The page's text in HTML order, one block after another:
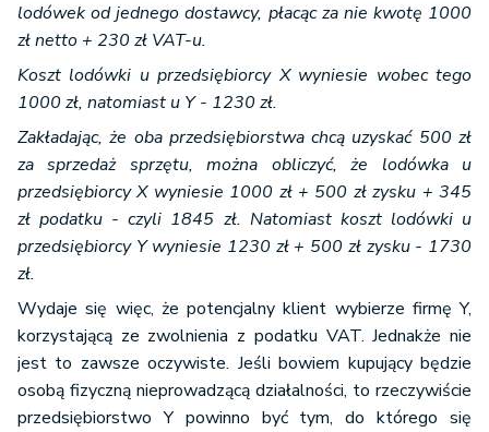
lodówek od jednego dostawcy, płacąc za nie kwotę 1000
zł netto + 230 zł VAT-u.
Koszt lodówki u przedsiębiorcy X wyniesie wobec tego
1000 zł, natomiast u Y - 1230 zł.
Zakładając, że oba przedsiębiorstwa chcą uzyskać 500 zł
za sprzedaż sprzętu, można obliczyć, że lodówka u
przedsiębiorcy X wyniesie 1000 zł + 500 zł zysku + 345
zł podatku - czyli 1845 zł. Natomiast koszt lodówki u
przedsiębiorcy Y wyniesie 1230 zł + 500 zł zysku - 1730
zł.
Wydaje się więc, że potencjalny klient wybierze firmę Y,
korzystającą ze zwolnienia z podatku VAT. Jednakże nie
jest to zawsze oczywiste. Jeśli bowiem kupujący będzie
osobą fizyczną nieprowadzącą działalności, to rzeczywiście
przedsiębiorstwo Y powinno być tym, do którego się